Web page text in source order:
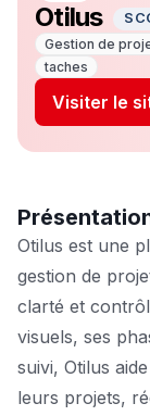
Otilus
Gestion de
taches
Visiter le
Otilus est une
gestion de
clarté et
visuels, ses
suivi, Otilus
leurs projets,